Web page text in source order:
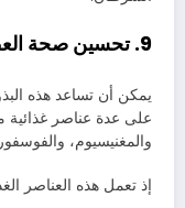
9. تحسين صحة العظام
يمكن أن تساعد هذه
على عدة عناصر غذائية
والمغنيسيوم،
إذ تعمل هذه العناصر